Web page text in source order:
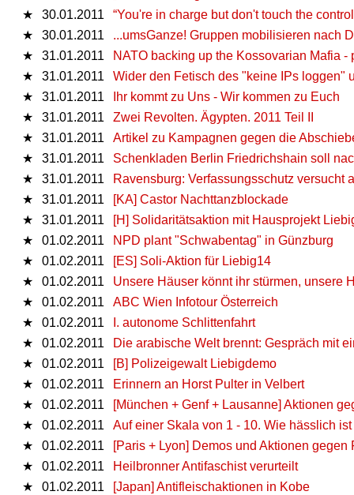
★
30.01.2011
“You're in charge but don't touch the
★
30.01.2011
...umsGanze! Gruppen mobilisieren nach
★
31.01.2011
NATO backing up the Kossovarian Mafia -
★
31.01.2011
Wider den Fetisch des "keine IPs loggen"
★
31.01.2011
Ihr kommt zu Uns - Wir kommen zu Euch
★
31.01.2011
Zwei Revolten. Ägypten. 2011 Teil II
★
31.01.2011
Artikel zu Kampagnen gegen die
★
31.01.2011
Schenkladen Berlin Friedrichshain soll
★
31.01.2011
Ravensburg: Verfassungsschutz versucht
★
31.01.2011
[KA] Castor Nachttanzblockade
★
31.01.2011
[H] Solidaritätsaktion mit Hausprojekt
★
01.02.2011
NPD plant "Schwabentag" in Günzburg
★
01.02.2011
[ES] Soli-Aktion für Liebig14
★
01.02.2011
Unsere Häuser könnt ihr stürmen, unsere
★
01.02.2011
ABC Wien Infotour Österreich
★
01.02.2011
I. autonome Schlittenfahrt
★
01.02.2011
Die arabische Welt brennt: Gespräch mit
★
01.02.2011
[B] Polizeigewalt Liebigdemo
★
01.02.2011
Erinnern an Horst Pulter in Velbert
★
01.02.2011
[München + Genf + Lausanne] Aktionen
★
01.02.2011
Auf einer Skala von 1 - 10. Wie hässlich
★
01.02.2011
[Paris + Lyon] Demos und Aktionen
★
01.02.2011
Heilbronner Antifaschist verurteilt
★
01.02.2011
[Japan] Antifleischaktionen in Kobe